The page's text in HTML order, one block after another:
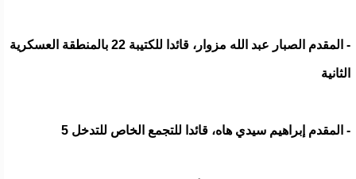
- المقدم الصبار عبد الله مزوار، قائدا للكتيبة 22 بالمنطقة العسكرية
الثانية
- المقدم إبراهيم سيدي هاه، قائدا للتجمع الخاص للتدخل 5